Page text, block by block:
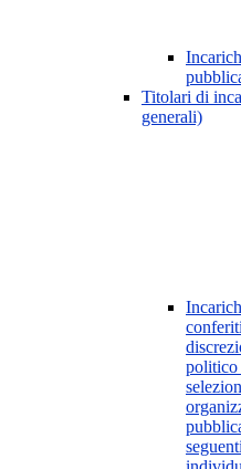
Titolari di
generali)
politico